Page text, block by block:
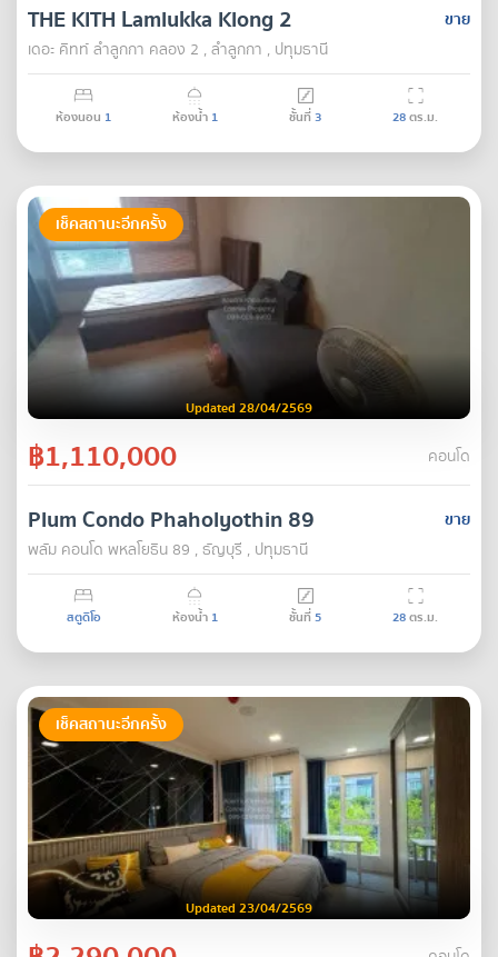
ขาย
THE KITH Lamlukka Klong 2
เดอะ คิทท์ ลำลูกกา คลอง 2 , ลำลูกกา , ปทุมธานี
ห้องนอน 1 ห้องน้ำ 1 ชั้นที่3 28ตร.ม.
เช็คสถานะอีกครั้ง
Updated 28/04/2569
฿1,110,000 คอนโด
ขาย
Plum Condo Phaholyothin 89
พลัม คอนโด พหลโยธิน 89 , ธัญบุรี , ปทุมธานี
สตูดิโอ ห้องน้ำ 1 ชั้นที่5 28ตร.ม.
เช็คสถานะอีกครั้ง
Updated 23/04/2569